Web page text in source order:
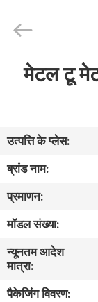
हमारे
बारे
कारखाने
का
group.
मेटल टू
उत्पत्ति के प्लेस:
ब्रांड नाम:
प्रमाणन:
मॉडल संख्या:
न्यूनतम आदेश
मात्रा:
पैकेजिंग विवरण: